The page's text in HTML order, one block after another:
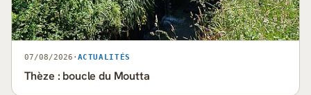
07/08/2026 · ACTUALITÉS
Thèze : boucle du Moutta